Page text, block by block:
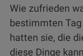
Wie zufrieden
bestimmten
hatten sie, die
diese Dinge